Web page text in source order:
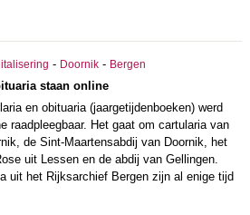
- Doornik- Bergen
staan online
en obituaria (jaargetijdenboeken) werd
raadpleegbaar. Het gaat om cartularia van
de Sint-Maartensabdij van Doornik, het
uit Lessen en de abdij van Gellingen.
uit het Rijksarchief Bergen zijn al enige tijd